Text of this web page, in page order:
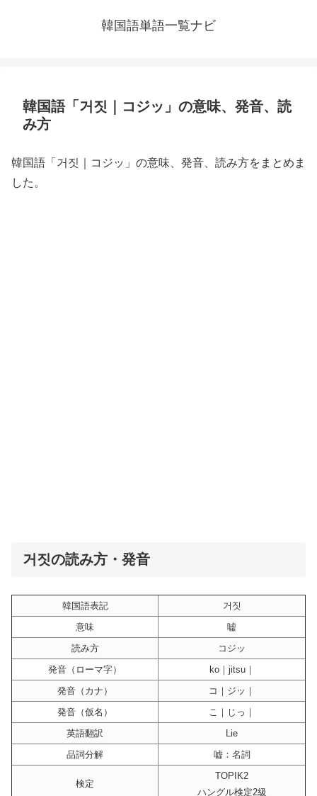
韓国語単語一覧ナビ
韓国語「거짓｜コジッ」の意味、発音、読
み方
韓国語「거짓｜コジッ」の意味、発音、読み方をまとめま
した。
거짓の読み方・発音
韓国語表記
거짓
意味
嘘
読み方
コジッ
発音（ローマ字）
ko｜jitsu｜
発音（カナ）
コ｜ジッ｜
発音（仮名）
こ｜じっ｜
英語翻訳
Lie
品詞分解
嘘：名詞
検定
TOPIK2
ハングル検定2級